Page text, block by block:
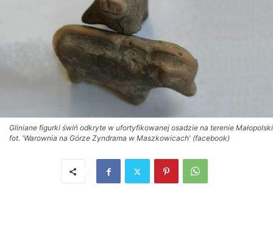
Gliniane figurki świń odkryte w ufortyfikowanej osadzie na terenie Małopolski
fot. 'Warownia na Górze Zyndrama w Maszkowicach' (facebook)